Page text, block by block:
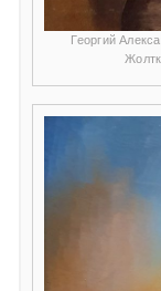
Георгий